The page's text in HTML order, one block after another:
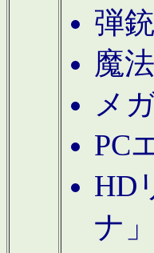
弾
魔
メ
PC
HD
ナ